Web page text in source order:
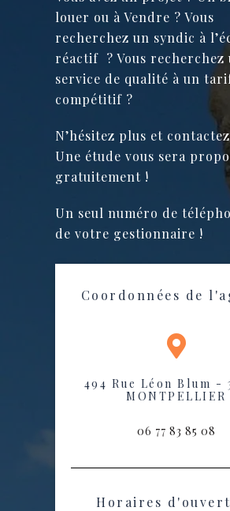
louer ou à Vendre ? Vous
recherchez un syndic à
réactif ? Vous recherchez
service de qualité à un
compétitif ?
N’hésitez plus et
Une étude vous sera
gratuitement !
Un seul numéro de
de votre gestionnaire !
Coordonnées de
494 Rue Léon Blum -
MONTPELLIER
06 77 83 85 08
Horaires